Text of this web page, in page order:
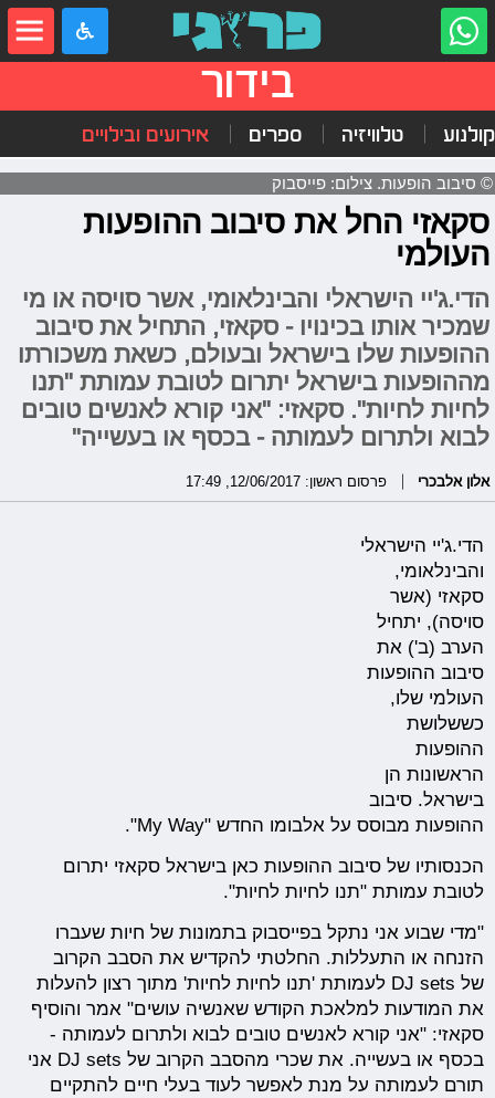
בידור
קולנוע טלוויזיה ספרים אירועים ובילויים
© סיבוב הופעות. צילום: פייסבוק
סקאזי החל את סיבוב ההופעות
העולמי
הדי.ג'יי הישראלי והבינלאומי, אשר סויסה או מי
שמכיר אותו בכינויו - סקאזי, התחיל את סיבוב
ההופעות שלו בישראל ובעולם, כשאת משכורתו
מההופעות בישראל יתרום לטובת עמותת "תנו
לחיות לחיות". סקאזי: "אני קורא לאנשים טובים
לבוא ולתרום לעמותה - בכסף או בעשייה"
אלון אלבכרי פרסום ראשון: 12/06/2017, 17:49
הדי.ג'יי הישראלי
והבינלאומי,
סקאזי (אשר
סויסה), יתחיל
הערב (ב') את
סיבוב ההופעות
העולמי שלו,
כששלושת
ההופעות
הראשונות הן
בישראל. סיבוב
ההופעות מבוסס על אלבומו החדש "My Way".
הכנסותיו של סיבוב ההופעות כאן בישראל סקאזי יתרום
לטובת עמותת "תנו לחיות לחיות".
"מדי שבוע אני נתקל בפייסבוק בתמונות של חיות שעברו
הזנחה או התעללות. החלטתי להקדיש את הסבב הקרוב
של DJ sets לעמותת 'תנו לחיות לחיות' מתוך רצון להעלות
את המודעות למלאכת הקודש שאנשיה עושים" אמר והוסיף
סקאזי: "אני קורא לאנשים טובים לבוא ולתרום לעמותה -
בכסף או בעשייה. את שכרי מהסבב הקרוב של DJ sets אני
תורם לעמותה על מנת לאפשר לעוד בעלי חיים להתקיים